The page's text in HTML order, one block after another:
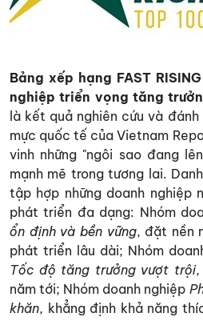
Bảng xếp hạng FAST
nghiệp triển vọng tăng
là kết quả nghiên cứu và
mực quốc tế của Vietnam
vinh những "ngôi sao đang
mạnh mẽ trong tương lai.
tập hợp những doanh nghiệp
phát triển đa dạng: Nhóm
ổn định và bền vững, đặt nền
phát triển lâu dài; Nhóm
Tốc độ tăng trưởng vượt trội,
năm tới; Nhóm doanh nghiệp
khăn, khẳng định khả năng